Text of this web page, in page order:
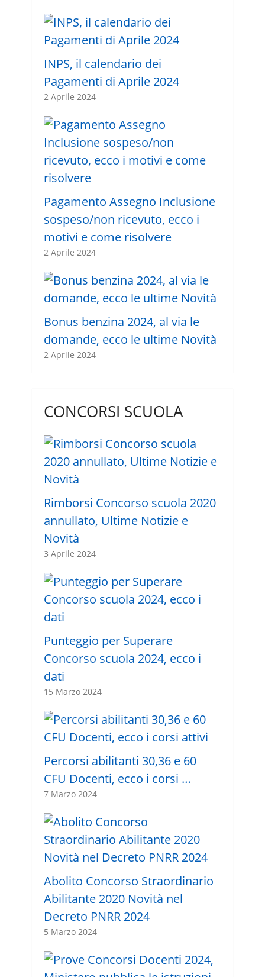
INPS, il calendario dei
Pagamenti di Aprile 2024
2 Aprile 2024
Pagamento Assegno Inclusione
sospeso/non ricevuto, ecco i
motivi e come risolvere
2 Aprile 2024
Bonus benzina 2024, al via le
domande, ecco le ultime Novità
2 Aprile 2024
CONCORSI SCUOLA
Rimborsi Concorso scuola 2020
annullato, Ultime Notizie e
Novità
3 Aprile 2024
Punteggio per Superare
Concorso scuola 2024, ecco i
dati
15 Marzo 2024
Percorsi abilitanti 30,36 e 60
CFU Docenti, ecco i corsi …
7 Marzo 2024
Abolito Concorso Straordinario
Abilitante 2020 Novità nel
Decreto PNRR 2024
5 Marzo 2024